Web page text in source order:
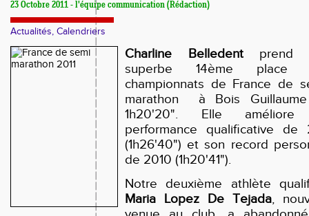
23 Octobre 2011 - l'équipe communication (Rédaction)
Actualités, Calendriers
Charline Belledentprend
superbe 14ème place
championnats de France de
marathon à Bois
1h20'20". Elle
performance qualificative de
(1h26'40") et son record
de 2010 (1h20'41").
Notre deuxième athlète
Maria Lopez De Tejada,